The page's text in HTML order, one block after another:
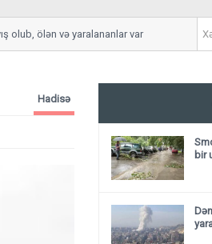
ölən və yaralananlar var
Hadisə
bir